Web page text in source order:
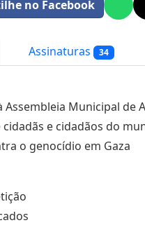
no Facebook
Assinaturas 34
Assembleia Municipal de
e cidadãos do
o genocídio em Gaza